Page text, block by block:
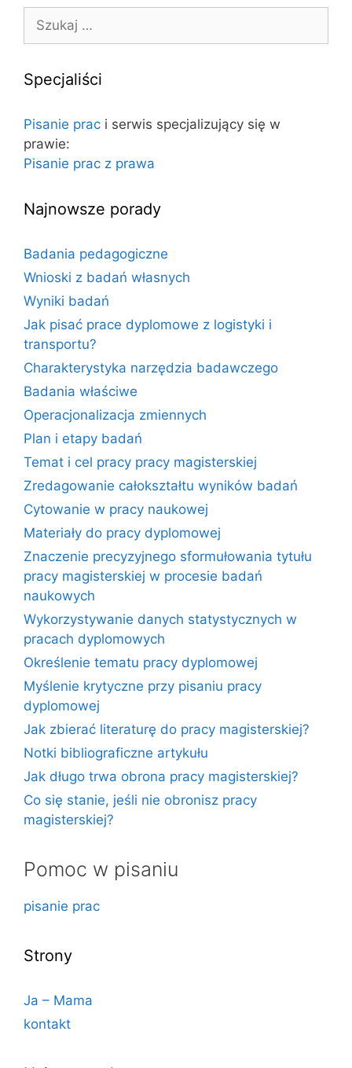
o
r
k
:
Specjaliści
Pisanie prac i serwis specjalizujący się w
prawie:
Pisanie prac z prawa
Najnowsze porady
Badania pedagogiczne
Wnioski z badań własnych
Wyniki badań
Jak pisać prace dyplomowe z logistyki i
transportu?
Charakterystyka narzędzia badawczego
Badania właściwe
Operacjonalizacja zmiennych
Plan i etapy badań
Temat i cel pracy pracy magisterskiej
Zredagowanie całokształtu wyników badań
Cytowanie w pracy naukowej
Materiały do pracy dyplomowej
Znaczenie precyzyjnego sformułowania tytułu
pracy magisterskiej w procesie badań
naukowych
Wykorzystywanie danych statystycznych w
pracach dyplomowych
Określenie tematu pracy dyplomowej
Myślenie krytyczne przy pisaniu pracy
dyplomowej
Jak zbierać literaturę do pracy magisterskiej?
Notki bibliograficzne artykułu
Jak długo trwa obrona pracy magisterskiej?
Co się stanie, jeśli nie obronisz pracy
magisterskiej?
Pomoc w pisaniu
pisanie prac
Strony
Ja – Mama
kontakt